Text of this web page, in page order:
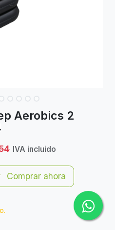
Aerobics 2
IVA incluido
Comprar ahora